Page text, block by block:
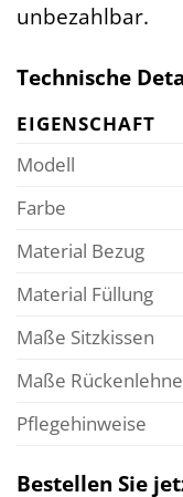
unbezahlbar.
Technische
EIGENSCHAFT
Modell
Farbe
Material Bezug
Material Füllung
Maße Sitzkissen
Maße Rückenlehne
Pflegehinweise
Bestellen Sie